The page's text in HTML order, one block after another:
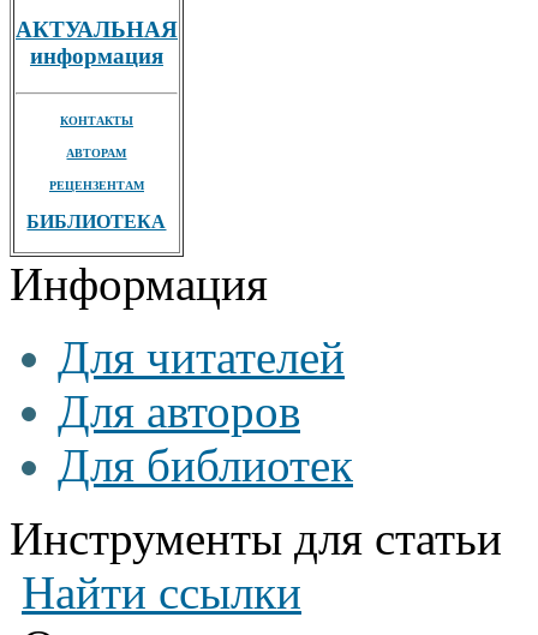
АКТУАЛЬНАЯ
информация
КОНТАКТЫ
АВТОРАМ
РЕЦЕНЗЕНТАМ
БИБЛИОТЕКА
Информация
Для читателей
Для авторов
Для библиотек
Инструменты для статьи
Найти ссылки